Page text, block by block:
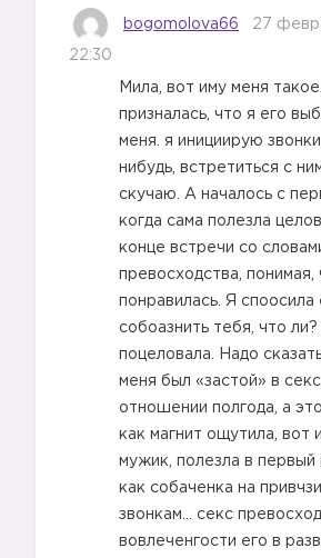
bogomolova66 27
22:30
Мила, вот иму меня
призналась, что я его
меня. я инициирую
нибудь, встретиться с
скучаю. А началось с
когда сама полезла
конце встречи со
превосходства, понимая,
понравилась. Я споосила
собоазнить тебя, что ли?
поцеловала. Надо
меня был «застой» в
отношении полгода, а
как магнит ощутила, вот
мужик, полезла в первый
как собаченка на
звонкам… секс
вовлеченгости его в